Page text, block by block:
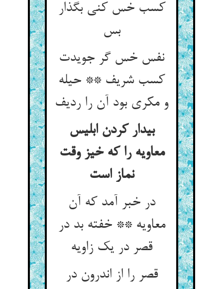
کسب خس کنی بگذار
بس‏
نفس خس گر جویدت
کسب شریف ** حیله
و مکری بود آن را ردیف‏
بیدار کردن ابلیس
معاویه را که خیز وقت
نماز است‏
در خبر آمد که آن
معاویه ** خفته بد در
قصر در یک زاویه‏
قصر را از اندرون در